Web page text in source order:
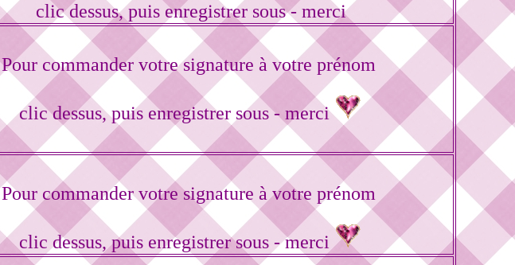
clic dessus, puis enregistrer sous - merci
Pour commander votre signature à votre prénom
clic dessus, puis enregistrer sous - merci
Pour commander votre signature à votre prénom
clic dessus, puis enregistrer sous - merci